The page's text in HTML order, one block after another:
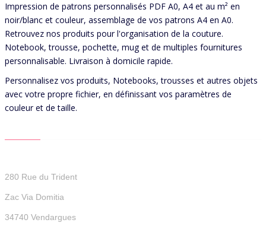
Impression de patrons personnalisés PDF A0, A4 et au m² en
noir/blanc et couleur, assemblage de vos patrons A4 en A0.
Retrouvez nos produits pour l'organisation de la couture.
Notebook, trousse, pochette, mug et de multiples fournitures
personnalisable. Livraison à domicile rapide.
Personnalisez vos produits, Notebooks, trousses et autres objets
avec votre propre fichier, en définissant vos paramètres de
couleur et de taille.
280 Rue du Trident
Zac Via Domitia
34740 Vendargues